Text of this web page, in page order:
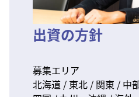
出資の方針
募集エリア
北海道 / 東北 / 関東 / 中